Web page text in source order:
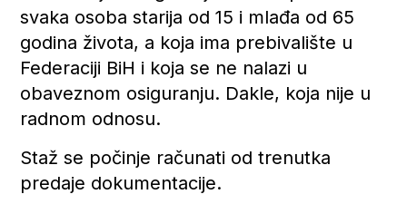
svaka osoba starija od 15 i mlađa od 65
godina života, a koja ima prebivalište u
Federaciji BiH i koja se ne nalazi u
obaveznom osiguranju. Dakle, koja nije u
radnom odnosu.
Staž se počinje računati od trenutka
predaje dokumentacije.